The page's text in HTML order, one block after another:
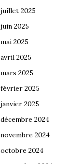
juillet 2025
juin 2025
mai 2025
avril 2025
mars 2025
février 2025
janvier 2025
décembre 2024
novembre 2024
octobre 2024